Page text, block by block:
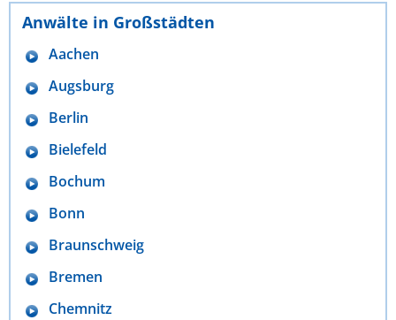
Anwälte in Großstädten
Aachen
Augsburg
Berlin
Bielefeld
Bochum
Bonn
Braunschweig
Bremen
Chemnitz